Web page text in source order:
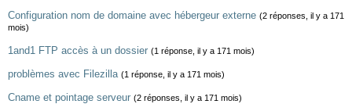
Configuration nom de domaine avec hébergeur externe (2 réponses, il y a 171
mois)
1and1 FTP accès à un dossier (1 réponse, il y a 171 mois)
problèmes avec Filezilla (1 réponse, il y a 171 mois)
Cname et pointage serveur (2 réponses, il y a 171 mois)